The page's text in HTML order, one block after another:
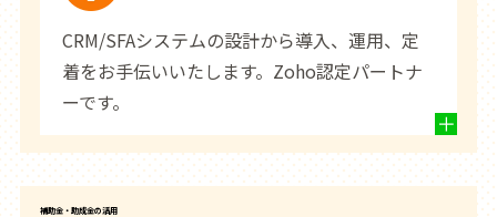
CRM/SFAシステムの設計から導入、運用、定
着をお手伝いいたします。Zoho認定パートナ
ーです。
補助金・助成金の活用